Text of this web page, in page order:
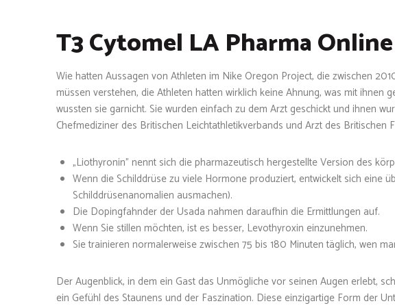
T3 Cytomel LA Pharma
Wie hatten Aussagen von Athleten im Nike Oregon Project, die zwischen
müssen verstehen, die Athleten hatten wirklich keine Ahnung, was mit
wussten sie garnicht. Sie wurden einfach zu dem Arzt geschickt und ihnen
Chefmediziner des Britischen Leichtathletikverbands und Arzt des Britischen
„Liothyronin” nennt sich die pharmazeutisch hergestellte Version des
Wenn die Schilddrüse zu viele Hormone produziert, entwickelt sich eine
Schilddrüsenanomalien ausmachen).
Die Dopingfahnder der Usada nahmen daraufhin die Ermittlungen auf.
Wenn Sie stillen möchten, ist es besser, Levothyroxin einzunehmen.
Sie trainieren normalerweise zwischen 75 bis 180 Minuten täglich, wen
Der Augenblick, in dem ein Gast das Unmögliche vor seinen Augen erlebt,
ein Gefühl des Staunens und der Faszination. Diese einzigartige Form der